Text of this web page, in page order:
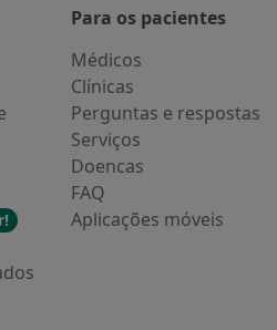
Para os pacientes
Médicos
Clínicas
Perguntas e respostas
Serviços
Doencas
FAQ
Aplicações móveis